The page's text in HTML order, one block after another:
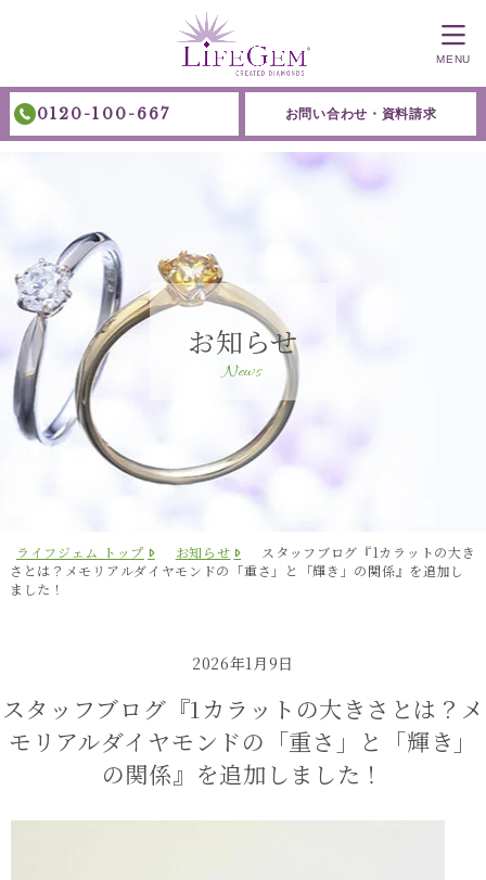
0120-100-667 お問い合わせ・資料請求
MENU
お知らせ
News
ライフジェム トップ お知らせ
スタッフブログ『1カラットの大き
さとは？メモリアルダイヤモンドの「重さ」と「輝き」の関係』を追加し
ました！
2026年1月9日
スタッフブログ『1カラットの大きさとは？メ
モリアルダイヤモンドの「重さ」と「輝き」
の関係』を追加しました！